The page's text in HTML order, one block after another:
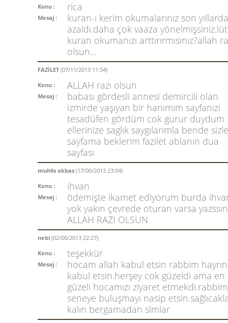
Konu :
rica
Mesaj :
kuran-ı kerim okumalarınız son yıllarda
azaldı.daha çok vaaza
kuran okumanızı arttırırmısınız?allah
olsun...
FAZİLET (07/11/2013 11:54)
Konu :
ALLAH razı olsun
Mesaj :
babası gördesli annesi demircili olan
izmirde yaşıyan bir hanımım sayfanızı
tesadüfen gördüm cok gurur duydum
ellerinize saglık saygılarımla bende
sayfama beklerim fazilet ablanın dua
sayfası
muhlis akbas (17/06/2013 23:04)
Konu :
ihvan
Mesaj :
ödemişte ikamet ediyorum burda
yok yakın çevrede oturan varsa yazssın
ALLAH RAZI OLSUN
nebi (02/06/2013 22:27)
Konu :
teşekkür
Mesaj :
hocam allah kabul etsin rabbim
kabul etsin.herşey cok güzeldi ama en
güzeli hocamızı ziyaret etmekdi.rabbim
seneye buluşmayı nasip
kalın bergamadan slmlar